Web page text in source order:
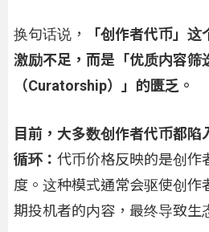
换句话说，
「创作者代币」
激励不足，而是「优质内容筛
（Curatorship）」的匮乏。
目前，大多数创作者代币都
循环： 代币价格反映的是创作
度。这种模式通常会驱使创作
期投机者的内容，最终导致生